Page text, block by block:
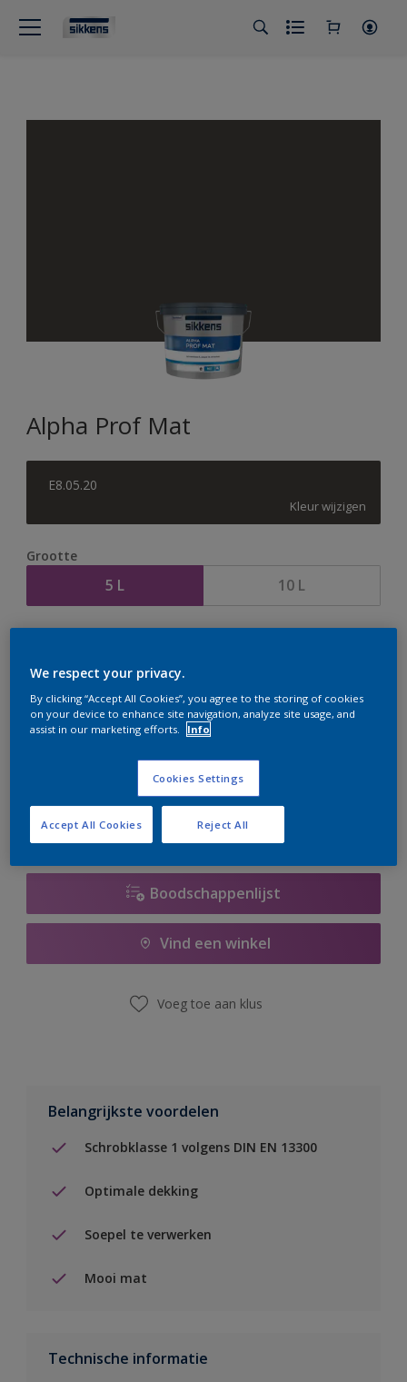
Alpha Prof Mat
E8.05.20
Kleur wijzigen
Grootte
5 L 10 L
Op dit moment is het niet mogelijk dit product online
te bestellen. Houd de website in de gaten, we werken
er hard aan om de voorraad aan te vullen.
Boodschappenlijst
Vind een winkel
Voeg toe aan klus
Belangrijkste voordelen
Schrobklasse 1 volgens DIN EN 13300
Optimale dekking
Soepel te verwerken
Mooi mat
Technische informatie
We respect your privacy.
By clicking “Accept All Cookies”, you agree to the storing of cookies
on your device to enhance site navigation, analyze site usage, and
assist in our marketing efforts.
Info
Cookies Settings
Reject All
Accept All Cookies